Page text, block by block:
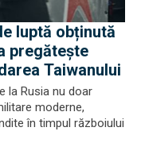
luptă obținută
pregătește
Taiwanului
la Rusia nu doar
moderne,
în timpul războiului